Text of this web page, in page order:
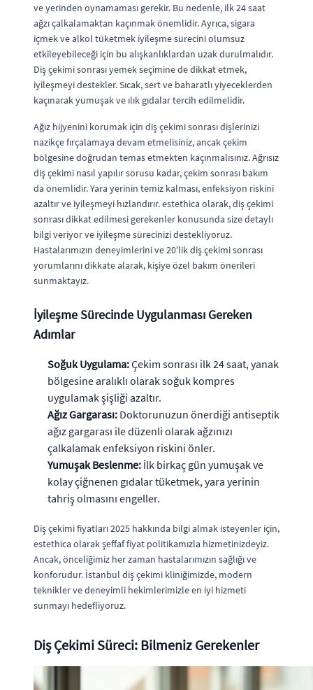
ve yerinden oynamaması gerekir. Bu nedenle, ilk 24 saat
ağzı çalkalamaktan kaçınmak önemlidir. Ayrıca, sigara
içmek ve alkol tüketmek iyileşme sürecini olumsuz
etkileyebileceği için bu alışkanlıklardan uzak durulmalıdır.
Diş çekimi sonrası yemekseçimine de dikkat etmek,
iyileşmeyi destekler. Sıcak, sert ve baharatlı yiyeceklerden
kaçınarak yumuşak ve ılık gıdalar tercih edilmelidir.
Ağız hijyenini korumak için diş çekimi sonrasıdişlerinizi
nazikçe fırçalamaya devam etmelisiniz, ancak çekim
bölgesine doğrudan temas etmekten kaçınmalısınız.Ağrısız
diş çekimi nasıl yapılırsorusu kadar, çekim sonrası bakım
da önemlidir. Yara yerinin temiz kalması, enfeksiyon riskini
azaltır ve iyileşmeyi hızlandırır. estethica olarak,diş çekimi
sonrası dikkat edilmesi gerekenler konusunda size detaylı
bilgi veriyor ve iyileşme sürecinizi destekliyoruz.
Hastalarımızın deneyimlerini ve20'lik diş çekimi sonrası
yorumlarını dikkate alarak, kişiye özel bakım önerileri
sunmaktayız.
İyileşme Sürecinde Uygulanması Gereken
Adımlar
Soğuk Uygulama:Çekim sonrası ilk 24 saat, yanak
bölgesine aralıklı olarak soğuk kompres
uygulamak şişliği azaltır.
Ağız Gargarası: Doktorunuzun önerdiği antiseptik
ağız gargarası ile düzenli olarak ağzınızı
çalkalamak enfeksiyon riskini önler.
Yumuşak Beslenme: İlk birkaç gün yumuşak ve
kolay çiğnenen gıdalar tüketmek, yara yerinin
tahriş olmasını engeller.
Diş çekimi fiyatları 2025 hakkında bilgi almak isteyenler için,
estethica olarak şeffaf fiyat politikamızla hizmetinizdeyiz.
Ancak, önceliğimiz her zaman hastalarımızın sağlığı ve
konforudur. İstanbul diş çekimi kliniğimizde, modern
teknikler ve deneyimli hekimlerimizle en iyi hizmeti
sunmayı hedefliyoruz.
Diş Çekimi Süreci: Bilmeniz Gerekenler